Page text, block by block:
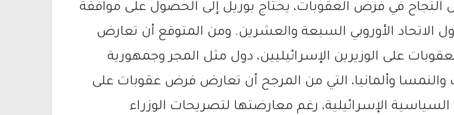
النجاح في فرض العقوبات، يحتاج بوريل إلى الحصول على موافقة
الاتحاد الأوروبي السبعة والعشرين. ومن المتوقع أن تعارض
على الوزيرين الإسرائيليين، دول مثل المجر وجمهورية
والنمسا وألمانيا، التي من المرجح أن تعارض فرض عقوبات على
السياسية الإسرائيلية، رغم معارضتها لتصريحات الوزراء